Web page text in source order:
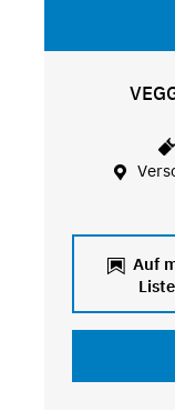
Auf
Liste